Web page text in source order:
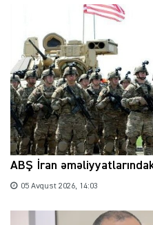
ABŞ İran
05 Avqust 2026, 14:03